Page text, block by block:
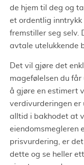
de hjem til deg og
et ordentlig inntrykk
fremstiller seg selv.
avtale utelukkende
Det vil gjøre det
magefølelsen du får
å gjøre en estimert
verdivurderingen er
alltid i bakhodet at
eiendomsmegleren
prisvurdering, er
dette og se heller